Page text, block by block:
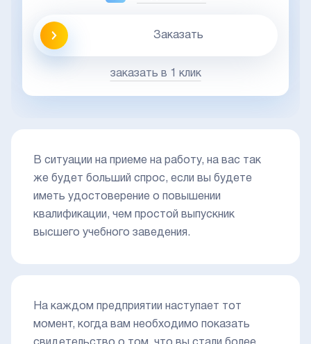
Заказать
заказать в 1 клик
В ситуации на приеме на работу, на вас так
же будет больший спрос, если вы будете
иметь удостоверение о повышении
квалификации, чем простой выпускник
высшего учебного заведения.
На каждом предприятии наступает тот
момент, когда вам необходимо показать